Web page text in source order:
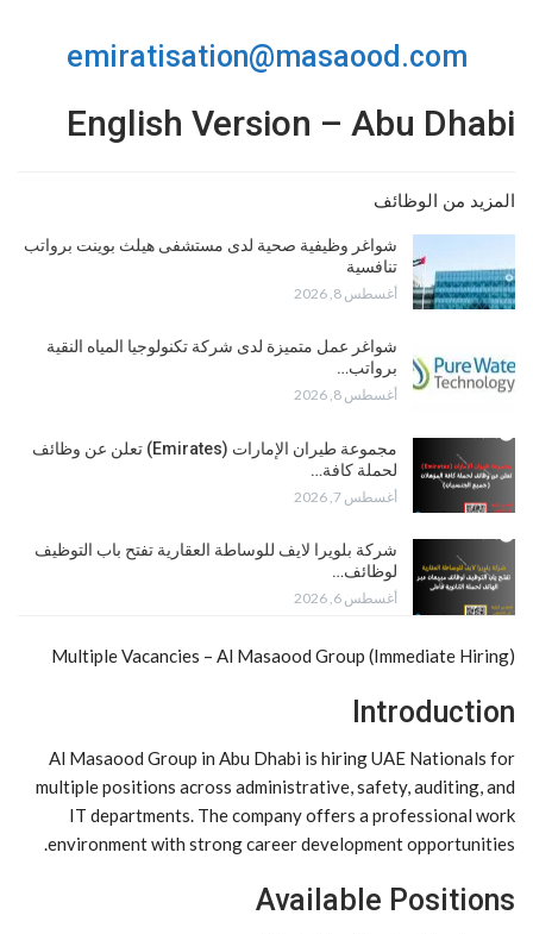
emiratisation@masaood.com
English Version – Abu Dhabi
المزيد من الوظائف
شواغر وظيفية صحية لدى مستشفى هيلث بوينت برواتب
تنافسية
أغسطس 8, 2026
شواغر عمل متميزة لدى شركة تكنولوجيا المياه النقية
برواتب…
أغسطس 8, 2026
مجموعة طيران الإمارات (Emirates) تعلن عن وظائف
لحملة كافة…
أغسطس 7, 2026
شركة بلويرا لايف للوساطة العقارية تفتح باب التوظيف
لوظائف…
أغسطس 6, 2026
Multiple Vacancies – Al Masaood Group (Immediate Hiring)
Introduction
Al Masaood Group in Abu Dhabi is hiring UAE Nationals for
multiple positions across administrative, safety, auditing, and
IT departments. The company offers a professional work
environment with strong career development opportunities.
Available Positions